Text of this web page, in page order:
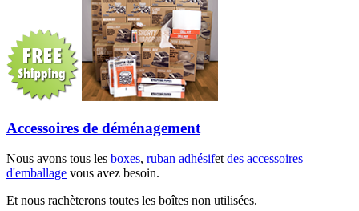
Accessoires de déménagement
Nous avons tous les boxes, ruban adhésifetdes accessoires
d'emballage vous avez besoin.
Et nous rachèterons toutes les boîtes non utilisées.